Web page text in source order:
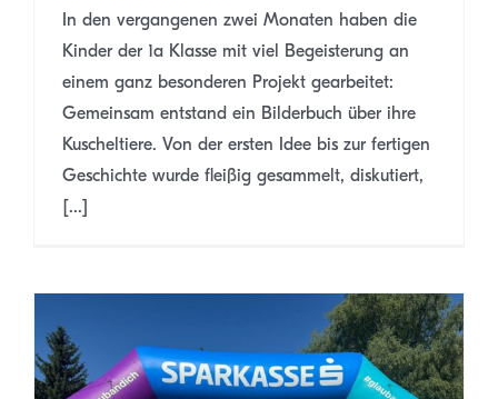
In den vergangenen zwei Monaten haben die
Kinder der 1a Klasse mit viel Begeisterung an
einem ganz besonderen Projekt gearbeitet:
Gemeinsam entstand ein Bilderbuch über ihre
Kuscheltiere. Von der ersten Idee bis zur fertigen
Geschichte wurde fleißig gesammelt, diskutiert,
[...]